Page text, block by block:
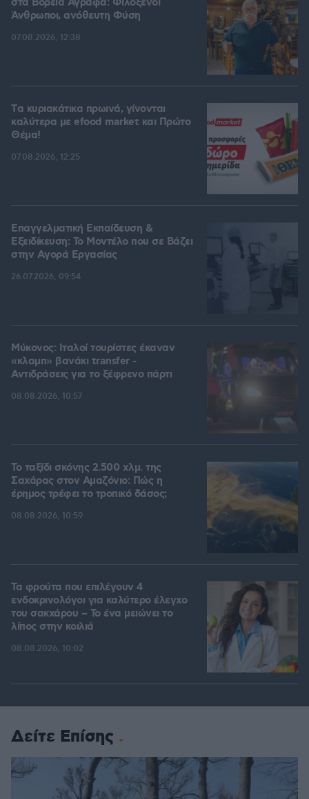
στα Βόρεια Άγραφα: Φιλόξενοι
Άνθρωποι, ανόθευτη Φύση
07.08.2026, 12:38
Tα κυριακάτικα πρωινά, γίνονται
καλύτερα με efood market και Πρώτο
Θέμα!
07.08.2026, 12:25
Επαγγελματική Εκπαίδευση &
Εξειδίκευση: Το Mοντέλο που σε Bάζει
στην Aγορά Eργασίας
26.07.2026, 09:54
Μύκονος: Ιταλοί τουρίστες έκαναν
«κλαμπ» βανάκι transfer -
Αντιδράσεις για το ξέφρενο πάρτι
08.08.2026, 10:57
Το ταξίδι σκόνης 2.500 χλμ. της
Σαχάρας στον Αμαζόνιο: Πώς η
έρημος τρέφει το τροπικό δάσος;
08.08.2026, 10:59
Τα φρούτα που επιλέγουν 4
ενδοκρινολόγοι για καλύτερο έλεγχο
του σακχάρου – Το ένα μειώνει το
λίπος στην κοιλιά
08.08.2026, 10:02
Δείτε Επίσης